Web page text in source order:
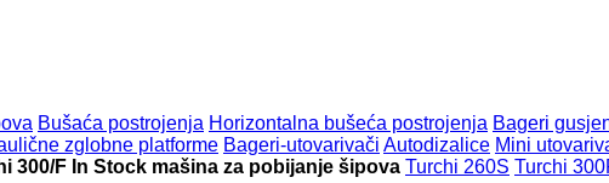
Bušaća postrojenja Horizontalna bušeća postrojenja Bageri
zglobne platforme Bageri-utovarivači Autodizalice Mini
300/F In Stock mašina za pobijanje šipova Turchi 260S Turchi